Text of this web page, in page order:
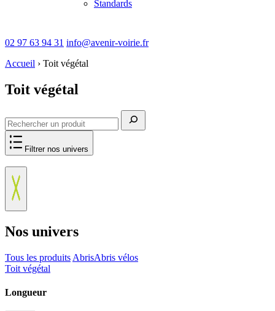
Standards
02 97 63 94 31 info@avenir-voirie.fr
Accueil › Toit végétal
Toit végétal
Filtrer nos univers
Nos univers
Tous les produits AbrisAbris vélos
Toit végétal
Longueur